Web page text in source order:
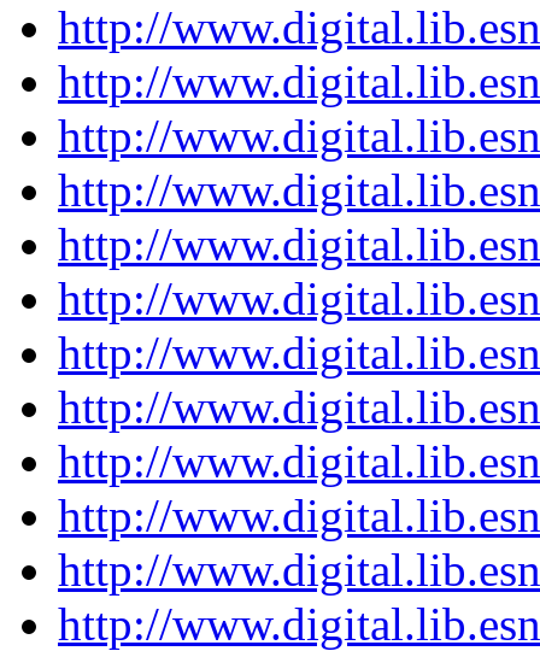
http://
http://
http://
http://
http://
http://
http://
http://
http://
http://
http://
http://